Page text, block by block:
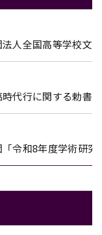
人全国高等学校文
代行に関する勅書
令和8年度学術研